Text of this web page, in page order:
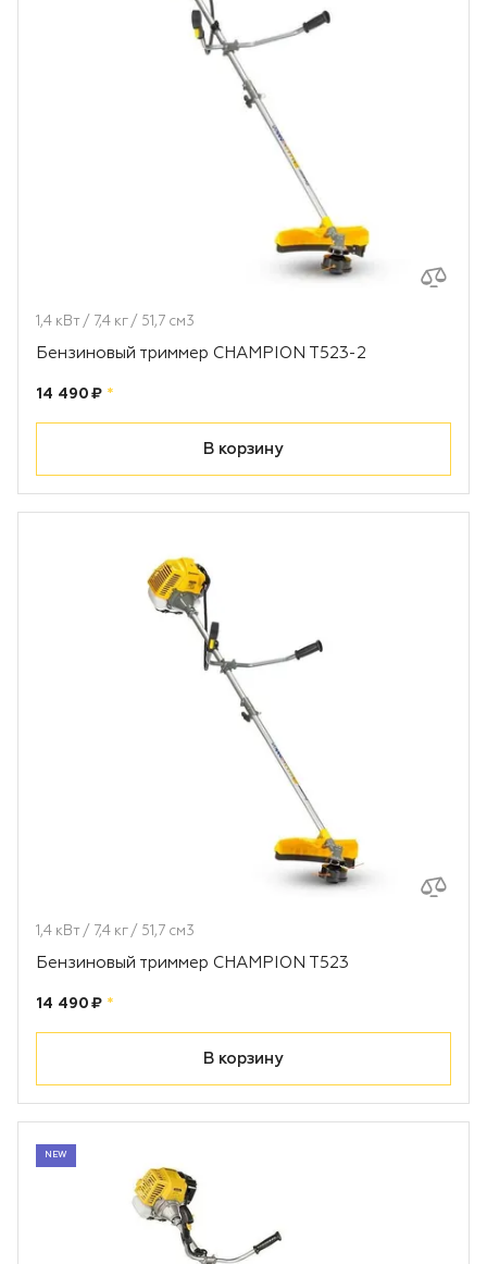
1,4 кВт / 7,4 кг / 51,7 см3
Бензиновый триммер CHAMPION T523-2
Цена:
14 490 ₽ рублей
*
В корзину
1,4 кВт / 7,4 кг / 51,7 см3
Бензиновый триммер CHAMPION T523
Цена:
14 490 ₽ рублей
*
В корзину
NEW